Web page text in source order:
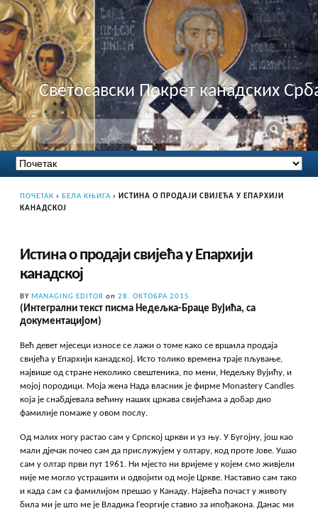
Светосавски Покрет канадских
ПОЧЕТАК › БЕЛА КЊИГА › ИСТИНА О ПРОДАЈИ СВИЈЕЋА У ЕПАРХИЈИ
КАНАДСКОЈ
Истина о продаји свијећа у Епархији
канадској
BYMANAGING EDITOR on 28. ОКТОБРА 2015.
(Интегрални текст писма Недељка-Браце Вујића, са
документацијом)
Већ девет мјесеци износе се лажи о томе како се вршила продаја
свијећа у Епархији канадској. Исто толико времена траје пљување,
највише од стране неколико свештеника, по мени, Недељку Вујићу, и
мојој породици. Моја жена Нада власник је фирме Monastery Candles
која је снабдјевала већину наших цркава свијећама а добар дио
фамилије помаже у овом послу.
Од малих ногу растао сам у Српској цркви и уз њу. У Бугојну, још као
мали дјечак почео сам да прислужујем у олтару, код проте Јове. Ушао
сам у олтар први пут 1961. Ни мјесто ни вријеме у којем смо живјели
није ме могло устрашити и одвојити од моје Цркве. Наставио сам тако
и када сам са фамилијом прешао у Канаду. Највећа почаст у животу
била ми је што ме је Владика Георгије ставио за ипођакона. Данас ми